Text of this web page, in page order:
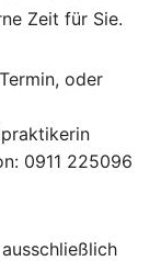
Zeit für Sie.
oder
0911 225096